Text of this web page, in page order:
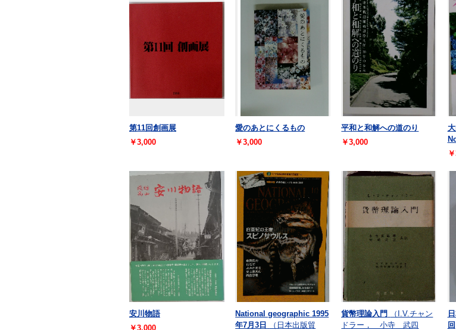
第11回創画展
￥3,000
愛のあとにくるもの
￥3,000
平和と和解への道のり
￥3,000
安川物語
￥3,000
National geographic 1995
年7月3日
（日本出版貿
貨幣理論入門
（I.V.チャン
ドラー， 小寺 武四
回